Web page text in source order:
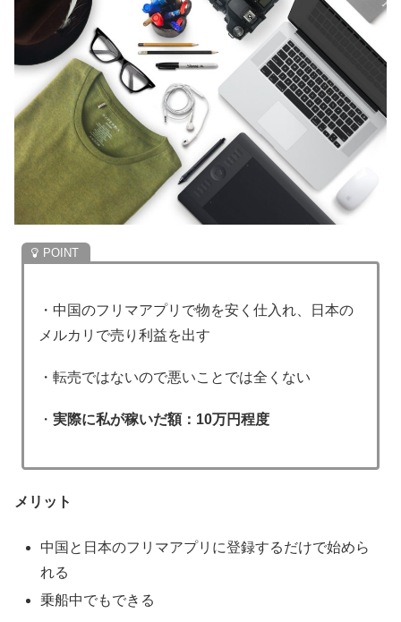
・中国のフリマアプリで物を安く仕入れ、日本の
メルカリで売り利益を出す
・転売ではないので悪いことでは全くない
・実際に私が稼いだ額：10万円程度
メリット
中国と日本のフリマアプリに登録するだけで始めら
れる
乗船中でもできる